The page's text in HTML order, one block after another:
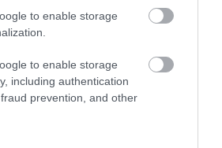
to enable storage
to enable storage
including authentication
prevention, and other
από το
– Πότε